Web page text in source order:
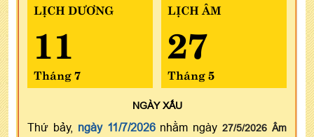
LỊCH DƯƠNG
11
Tháng 7
LỊCH ÂM
27
Tháng 5
NGÀYXẤU
Thứ bảy, ngày 11/7/2026nhằm ngày27/5/2026 Âm